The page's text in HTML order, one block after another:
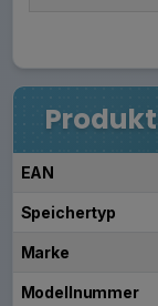
EAN
Speichertyp
Marke
Modellnummer